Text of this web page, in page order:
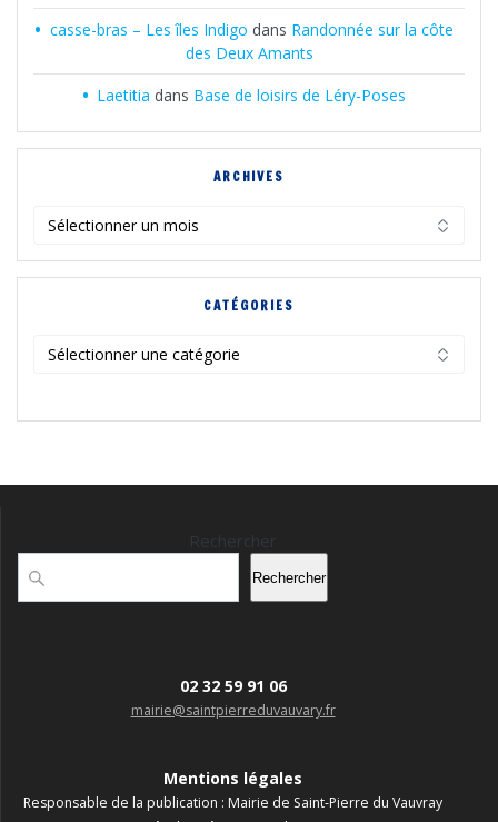
casse-bras – Les îles Indigo dans Randonnée sur la côte
des Deux Amants
Laetitia dans Base de loisirs de Léry-Poses
ARCHIVES
CATÉGORIES
Rechercher
02 32 59 91 06
mairie@saintpierreduvauvary.fr
Mentions légales
Responsable de la publication : Mairie de Saint-Pierre du Vauvray